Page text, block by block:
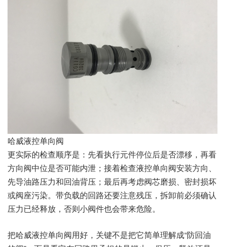
哈威液控单向阀
更实际的检查顺序是：先看执行元件停位后是否漂移，再看
方向阀中位是否可能内泄；接着检查液控单向阀安装方向、
先导油路压力和回油背压；最后再考虑阀芯磨损、密封损坏
或阀座污染。带负载的回路还要注意残压，拆卸前必须确认
压力已经释放，否则小阀件也会带来危险。
把哈威液控单向阀用好，关键不是把它简单理解成“防回油